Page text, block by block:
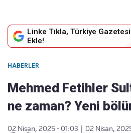
Linke Tıkla, Türkiye
Ekle!
HABERLER
Mehmed Fetihler
ne zaman? Yeni
02 Nisan, 2025 - 01:03
02 Nisan,